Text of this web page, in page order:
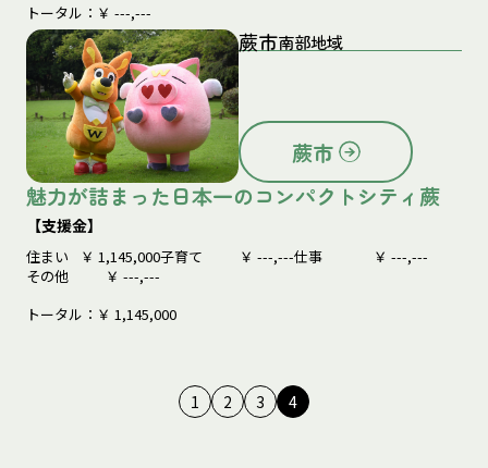
トータル：￥ ---,---
蕨市南部地域
蕨市
魅力が詰まった日本一のコンパクトシティ蕨
【支援金】
住まい ￥ 1,145,000子育て ￥ ---,---仕事 ￥ ---,---
その他
￥ ---,---
トータル：￥ 1,145,000
1 2 3 4